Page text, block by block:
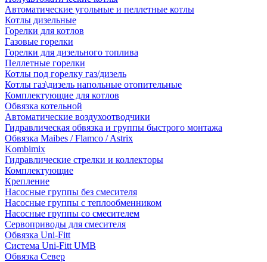
Автоматические угольные и пеллетные котлы
Котлы дизельные
Горелки для котлов
Газовые горелки
Горелки для дизельного топлива
Пеллетные горелки
Котлы под горелку газ/дизель
Котлы газ\дизель напольные отопительные
Комплектующие для котлов
Обвязка котельной
Автоматические воздухоотводчики
Гидравлическая обвязка и группы быстрого монтажа
Обвязка Maibes / Flamco / Astrix
Kombimix
Гидравлические стрелки и коллекторы
Комплектующие
Крепление
Насосные группы без смесителя
Насосные группы с теплообменником
Насосные группы со смесителем
Сервоприводы для смесителя
Обвязка Uni-Fitt
Система Uni-Fitt UMB
Обвязка Север